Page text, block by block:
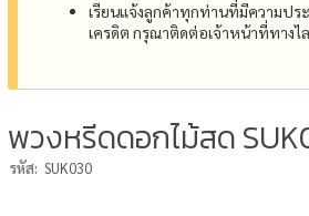
เรียนแจ้งลูกค้าทุกท่านที่มีความปร
เครดิต กรุณาติดต่อเจ้าหน้าที่ทาง
พวงหรีดดอกไม้สด
รหัส: SUK030